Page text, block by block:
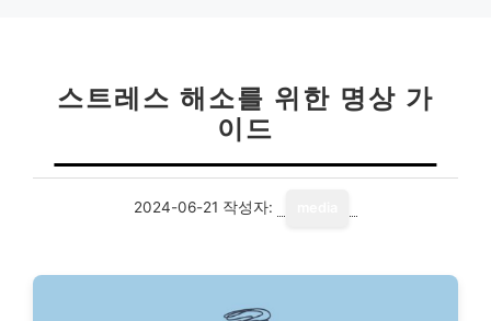
스트레스 해소를 위한 명상 가
이드
2024-06-21 작성자: